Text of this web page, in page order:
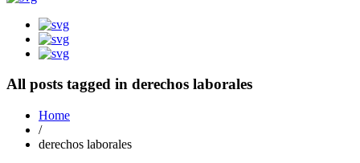
All posts tagged in derechos laborales
Home
/
derechos laborales